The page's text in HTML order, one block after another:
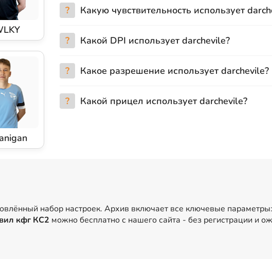
? Какую чувствительность использует
? Какой DPI использует darchevile?
? Какое разрешение использует darchevile?
? Какой прицел использует darchevile?
набор настроек. Архив включает все ключевые параметры:
кфг КС2 можно бесплатно с нашего сайта - без регистрации и